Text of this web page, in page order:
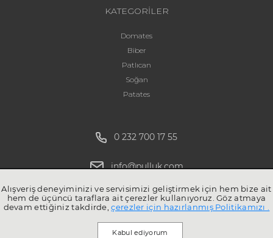
KATEGORİLER
Domates
Biber
Patlıcan
Soğan
Patates
0 232 700 17 55
info@pulluk.com
Alışveriş deneyiminizi ve servisimizi geliştirmek için hem bize ait
hem de üçüncü taraflara ait çerezler kullanıyoruz. Göz atmaya
devam ettiğiniz takdirde,çerezler için hazırlanmış Politikamızı .
Kabul ediyorum